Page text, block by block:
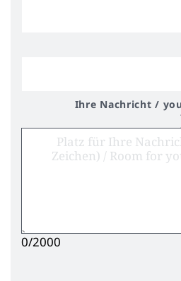
Ihre Nachricht /
0/2000